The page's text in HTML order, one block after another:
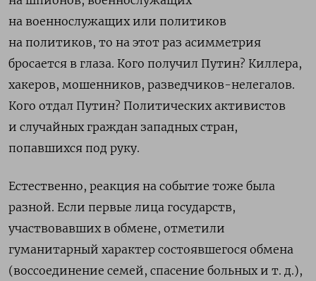
на военнослужащих или политиков
на политиков, то на этот раз асимметрия
бросается в глаза. Кого получил Путин? Киллера,
хакеров, мошенников, разведчиков-нелегалов.
Кого отдал Путин? Политических активистов
и случайных граждан западных стран,
попавшихся под руку.
Естественно, реакция на событие тоже была
разной. Если первые лица государств,
участвовавших в обмене, отметили
гуманитарный характер состоявшегося обмена
(воссоединение семей, спасение больных и т. д.),